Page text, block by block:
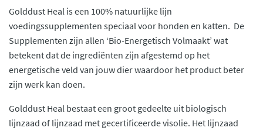
Golddust Heal is een 100% natuurlijke lijn
voedingssupplementen speciaal voor honden en katten. De
Supplementen zijn allen ‘Bio-Energetisch Volmaakt’ wat
betekent dat de ingrediënten zijn afgestemd op het
energetische veld van jouw dier waardoor het product beter
zijn werk kan doen.
Golddust Heal bestaat een groot gedeelte uit biologisch
lijnzaad of lijnzaad met gecertificeerde visolie. Het lijnzaad